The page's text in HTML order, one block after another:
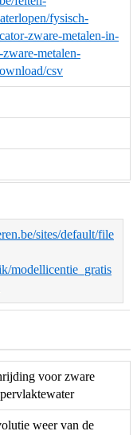
fysisch-
zware-metalen-in-
metalen-
csv
sites/default/file
modellicentie_gratis
voor zware
weer van de